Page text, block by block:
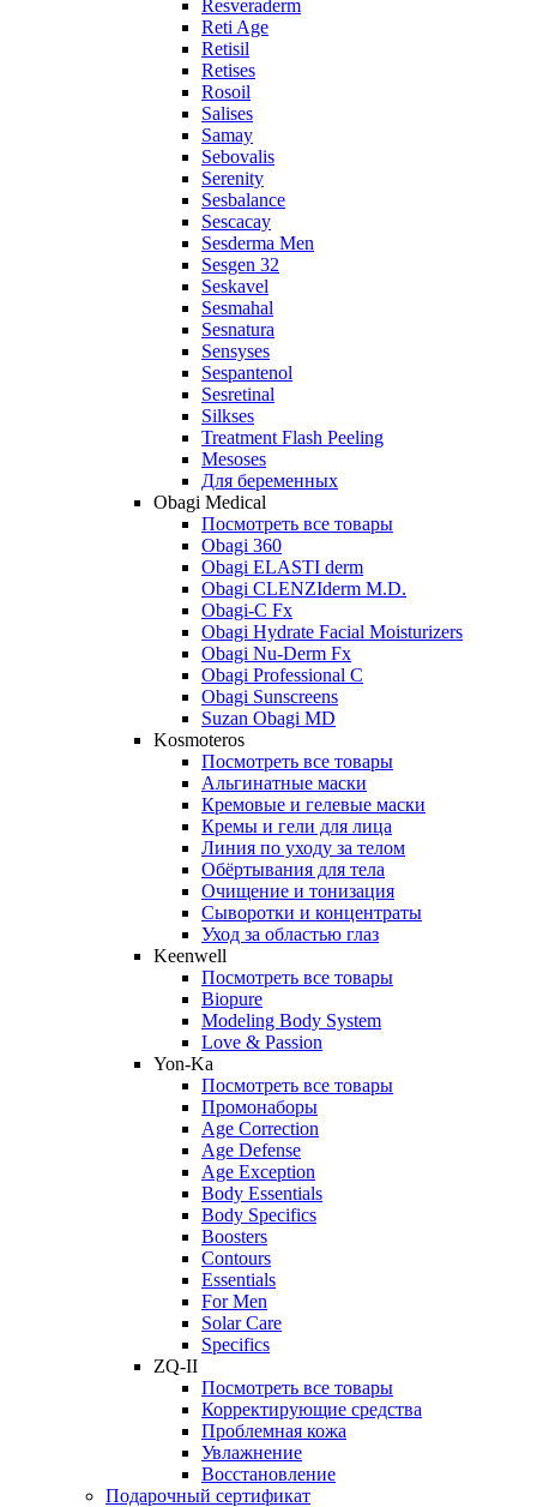
Resveraderm
Reti Age
Retisil
Retises
Rosoil
Salises
Samay
Sebovalis
Serenity
Sesbalance
Sescacay
Sesderma Men
Sesgen 32
Seskavel
Sesmahal
Sesnatura
Sensyses
Sespantenol
Sesretinal
Silkses
Treatment Flash Peeling
Mesoses
Для беременных
Obagi Medical
Посмотреть все товары
Obagi 360
Obagi ELASTI derm
Obagi CLENZIderm M.D.
Obagi-C Fx
Obagi Hydrate Facial Moisturizers
Obagi Nu-Derm Fx
Obagi Professional C
Obagi Sunscreens
Suzan Obagi MD
Kosmoteros
Посмотреть все товары
Альгинатные маски
Кремовые и гелевые маски
Кремы и гели для лица
Линия по уходу за телом
Обёртывания для тела
Очищение и тонизация
Сыворотки и концентраты
Уход за областью глаз
Keenwell
Посмотреть все товары
Biopure
Modeling Body System
Love & Passion
Yon-Ka
Посмотреть все товары
Промонаборы
Age Correction
Age Defense
Age Exception
Body Essentials
Body Specifics
Boosters
Contours
Essentials
For Men
Solar Care
Specifics
ZQ-II
Посмотреть все товары
Корректирующие средства
Проблемная кожа
Увлажнение
Восстановление
Подарочный сертификат